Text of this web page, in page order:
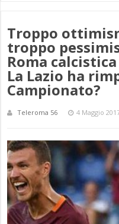
Troppo
troppo
Roma
La Lazio ha
Campionato?
Teleroma 56 4 Maggio